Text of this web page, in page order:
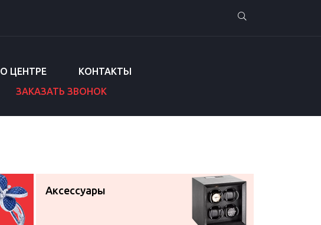
О ЦЕНТРЕ
КОНТАКТЫ
ЗАКАЗАТЬ ЗВОНОК
Аксессуары